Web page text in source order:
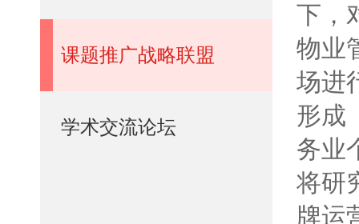
课题推广战略联盟
学术交流论坛
下，
物业
场进
形成
务业
将研
牌运